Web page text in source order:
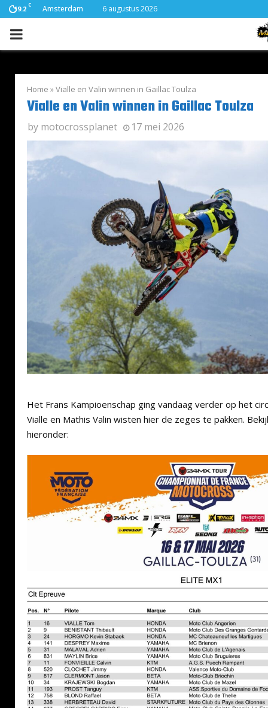
19.2 C Amsterdam 6 augustus 2026
PRIMARY
Home »Vialle en Valin winnen in Gaillac Toulza
Vialle en Valin winnen in Gaillac Toulza
by motocrossplanet 17 mei 2026
Het Frans Kampioenschap ging vandaag verder op het
Vialle en Mathis Valin wisten hier de zeges te pakken.
hieronder: